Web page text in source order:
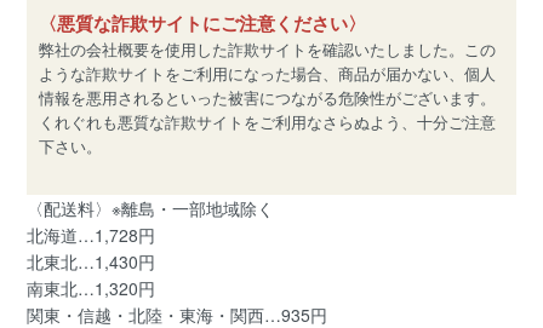
〈悪質な詐欺サイトにご注意ください〉
弊社の会社概要を使用した詐欺サイトを確認いたしました。この
ような詐欺サイトをご利用になった場合、商品が届かない、個人
情報を悪用されるといった被害につながる危険性がございます。
くれぐれも悪質な詐欺サイトをご利用なさらぬよう、十分ご注意
下さい。
〈配送料〉※離島・一部地域除く
北海道…1,728円
北東北…1,430円
南東北…1,320円
関東・信越・北陸・東海・関西…935円